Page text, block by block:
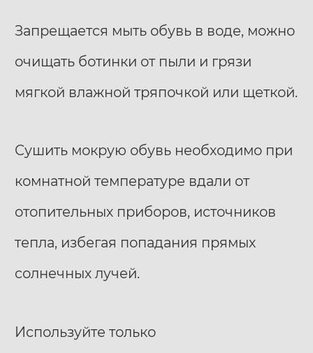
Запрещается мыть обувь в воде, можно
очищать ботинки от пыли и грязи
мягкой влажной тряпочкой или щеткой.
Сушить мокрую обувь необходимо при
комнатной температуре вдали от
отопительных приборов, источников
тепла, избегая попадания прямых
солнечных лучей.
Используйте только